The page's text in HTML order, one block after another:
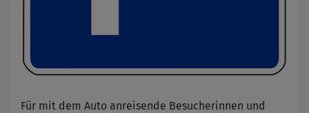
Für mit dem Auto anreisende Besucherinnen und